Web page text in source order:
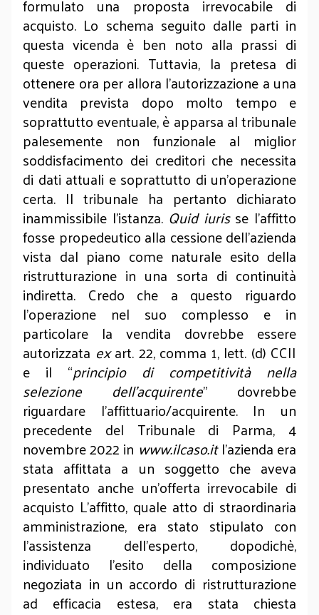
formulato una proposta irrevocabile di
acquisto. Lo schema seguito dalle parti in
questa vicenda è ben noto alla prassi di
queste operazioni. Tuttavia, la pretesa di
ottenere ora per allora l’autorizzazione a una
vendita prevista dopo molto tempo e
soprattutto eventuale, è apparsa al tribunale
palesemente non funzionale al miglior
soddisfacimento dei creditori che necessita
di dati attuali e soprattutto di un’operazione
certa. Il tribunale ha pertanto dichiarato
inammissibile l’istanza. Quid iurisse l’affitto
fosse propedeutico alla cessione dell’azienda
vista dal piano come naturale esito della
ristrutturazione in una sorta di continuità
indiretta. Credo che a questo riguardo
l’operazione nel suo complesso e in
particolare la vendita dovrebbe essere
autorizzata exart. 22, comma 1, lett. (d) CCII
e il “principio di competitività nella
selezione dell’acquirente” dovrebbe
riguardare l’affittuario/acquirente. In un
precedente del Tribunale di Parma, 4
novembre 2022 in www.ilcaso.itl’azienda era
stata affittata a un soggetto che aveva
presentato anche un’offerta irrevocabile di
acquisto L’affitto, quale atto di straordinaria
amministrazione, era stato stipulato con
l’assistenza dell’esperto, dopodichè,
individuato l’esito della composizione
negoziata in un accordo di ristrutturazione
ad efficacia estesa, era stata chiesta